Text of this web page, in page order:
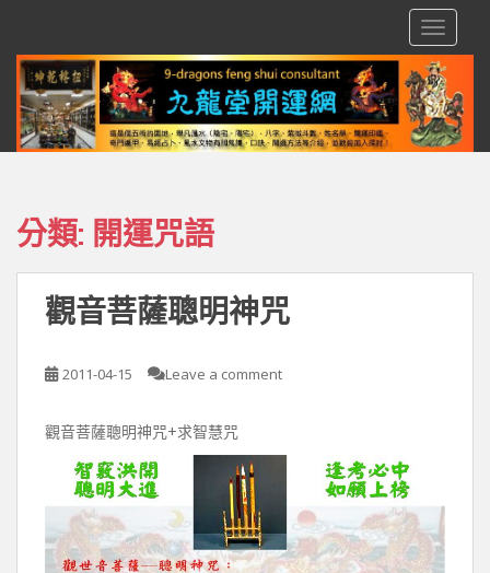
分類: 開運咒語
觀音菩薩聰明神咒
2011-04-15 Leave a comment
觀音菩薩聰明神咒+求智慧咒